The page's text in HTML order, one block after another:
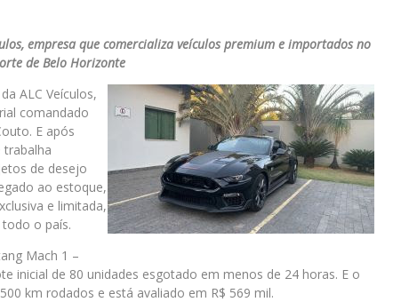
empresa que comercializa veículos premium e importados no
de Belo Horizonte
ALC Veículos,
comandado
E após
trabalha
de desejo
ao estoque,
e limitada,
o país.
Mach 1 –
inicial de 80 unidades esgotado em menos de 24 horas. E o
km rodados e está avaliado em R$ 569 mil.